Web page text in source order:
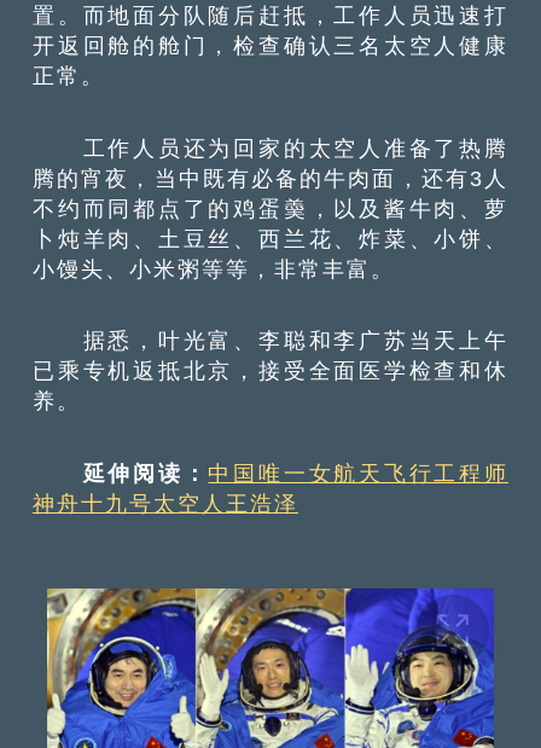
置。而地面分队随后赶抵，工作人员迅速打
开返回舱的舱门，检查确认三名太空人健康
正常。
工作人员还为回家的太空人准备了热腾
腾的宵夜，当中既有必备的牛肉面，还有3人
不约而同都点了的鸡蛋羮，以及酱牛肉、萝
卜炖羊肉、土豆丝、西兰花、炸菜、小饼、
小馒头、小米粥等等，非常丰富。
据悉，叶光富、李聪和李广苏当天上午
已乘专机返抵北京，接受全面医学检查和休
养。
延伸阅读： 中国唯一女航天飞行工程师
神舟十九号太空人王浩泽